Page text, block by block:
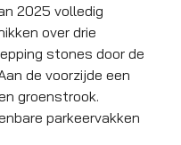
2025 volledig
over drie
stones door de
de voorzijde een
groenstrook.
parkeervakken